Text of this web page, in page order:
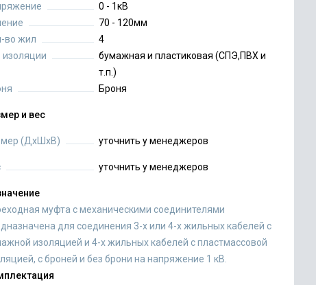
0 - 1кВ
70 - 120мм
во жил
4
изоляции
бумажная и пластиковая (СПЭ,ПВХ и
т.п.)
Броня
и вес
(ДхШхВ) уточнить у менеджеров
уточнить у менеджеров
муфта с механическими соединителями
для соединения 3-х или 4-х жильных кабелей с
изоляцией и 4-х жильных кабелей с пластмассовой
с броней и без брони на напряжение 1 кВ.